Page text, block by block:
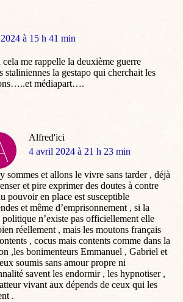
à 15 h 41 min
me rappelle la deuxième guerre
staliniennes la gestapo qui cherchait les
médiapart….
Alfred'ici
dit
4 avril 2024 à 21 h 23 min
sommes et allons le vivre sans tarder , déjà
et pire exprimer des doutes à contre
pouvoir en place est susceptible
et même d’emprisonnement , si la
n’existe pas officiellement elle
réellement , mais les moutons français
, cocus mais contents comme dans la
,les bonimenteurs Emmanuel , Gabriel et
soumis sans amour propre ni
savent les endormir , les hypnotiser ,
vivant aux dépends de ceux qui les
.